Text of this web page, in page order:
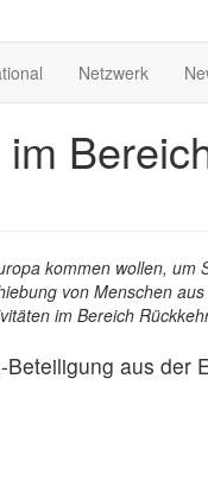
Netzwerk
kommen wollen,
von Menschen
im Bereich
aus